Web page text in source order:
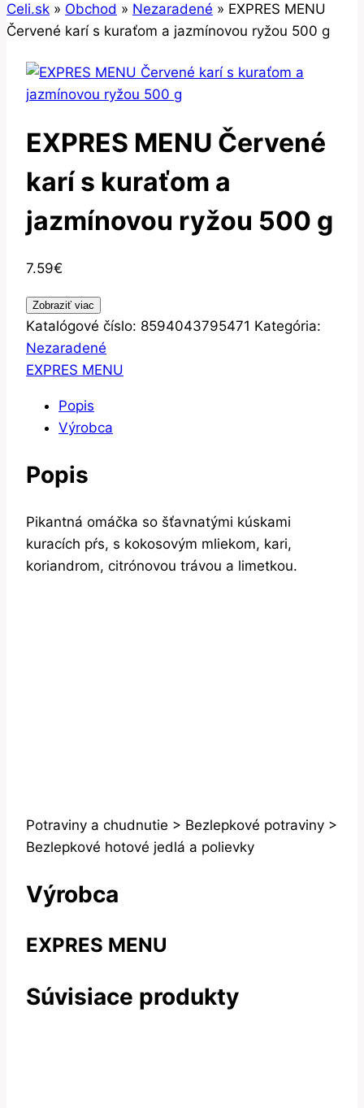
Celi.sk » Obchod » Nezaradené » EXPRES MENU
Červené karí s kuraťom a jazmínovou ryžou 500 g
EXPRES MENU Červené
karí s kuraťom a
jazmínovou ryžou 500 g
7.59€
Zobraziť viac
Katalógové číslo: 8594043795471 Kategória:
Nezaradené
EXPRES MENU
Popis
Výrobca
Popis
Pikantná omáčka so šťavnatými kúskami
kuracích pŕs, s kokosovým mliekom, kari,
koriandrom, citrónovou trávou a limetkou.
Potraviny a chudnutie > Bezlepkové potraviny >
Bezlepkové hotové jedlá a polievky
Výrobca
EXPRES MENU
Súvisiace produkty